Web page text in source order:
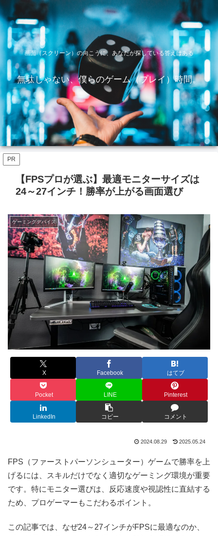
画面（スクリーン）の向こうに、あなたが探している答えはある
無駄じゃない、僕らのゲーム（プレイ）時間。
PR
【FPSプロが選ぶ】最適モニターサイズは
24～27インチ！勝率が上がる画面選び
ゲーミングデバイス
X Facebook はてブ
Pocket LINE Pinterest
LinkedIn コピー コメント
2024.08.29 2025.05.24
FPS（ファーストパーソンシューター）ゲームで勝率を上
げるには、スキルだけでなく適切なゲーミング環境が重要
です。特にモニター選びは、反応速度や視認性に直結する
ため、プロゲーマーもこだわるポイント。
この記事では、なぜ24～27インチがFPSに最適なのか、